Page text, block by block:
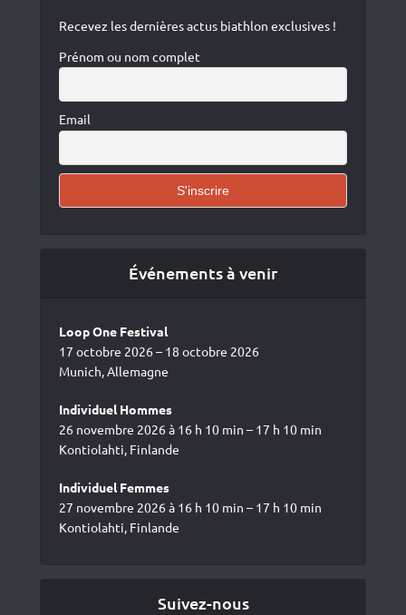
Recevez les dernières actus biathlon exclusives !
Prénom ou nom complet
Email
Événements à venir
Loop One Festival
17 octobre 2026 – 18 octobre 2026
Munich, Allemagne
Individuel Hommes
26 novembre 2026 à 16 h 10 min – 17 h 10 min
Kontiolahti, Finlande
Individuel Femmes
27 novembre 2026 à 16 h 10 min – 17 h 10 min
Kontiolahti, Finlande
Suivez-nous